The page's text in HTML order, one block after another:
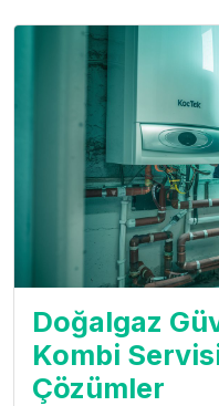
Doğalgaz
Kombi
Çözümler